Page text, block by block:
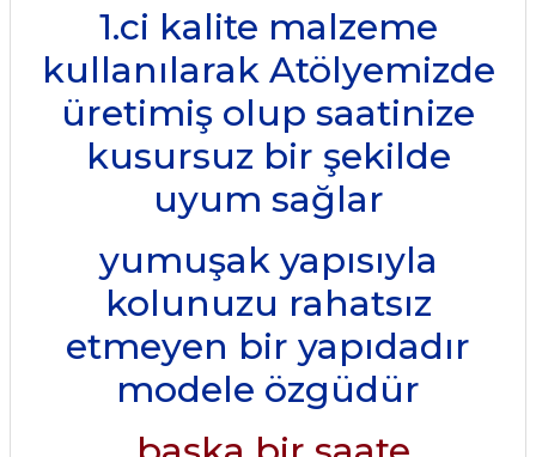
1.ci kalite malzeme
kullanılarak Atölyemizde
üretimiş olup saatinize
kusursuz bir şekilde
uyum sağlar
yumuşak yapısıyla
kolunuzu rahatsız
etmeyen bir yapıdadır
modele özgüdür